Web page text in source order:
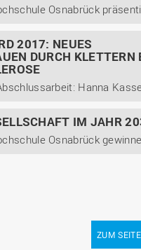
2017: NEUES
DURCH KLETTERN
IM JAHR
ZUM